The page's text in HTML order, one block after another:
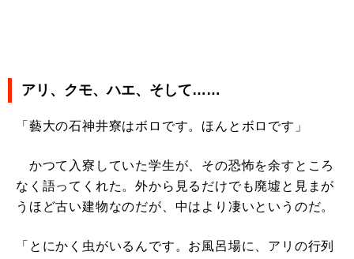
アリ、クモ、ハエ、そして……
「藝大の石神井寮はボロです。ほんとボロです」
かつて入寮していた学生が、その恐怖を余すところ
なく語ってくれた。外から見るだけでも廃墟と見まが
うほど古い建物なのだが、中はより凄いというのだ。
「とにかく虫がいるんです。お風呂場に、アリの行列